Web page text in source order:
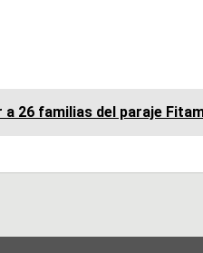
26 familias del paraje